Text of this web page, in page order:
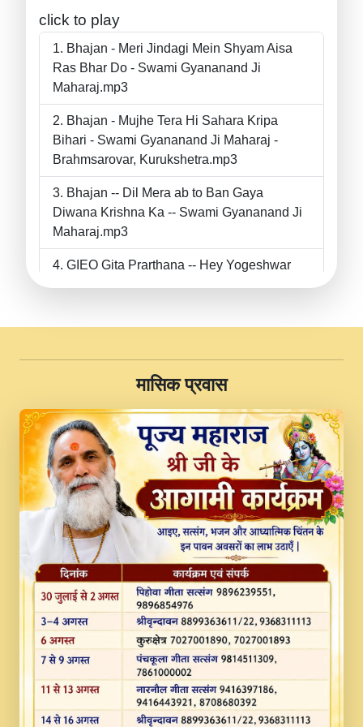
click to play
Bhajan - Meri Jindagi Mein Shyam Aisa
Ras Bhar Do - Swami Gyananand Ji
Maharaj.mp3
Bhajan - Mujhe Tera Hi Sahara Kripa
Bihari - Swami Gyananand Ji Maharaj -
Brahmsarovar, Kurukshetra.mp3
Bhajan -- Dil Mera ab to Ban Gaya
Diwana Krishna Ka -- Swami Gyananand Ji
Maharaj.mp3
GIEO Gita Prarthana -- Hey Yogeshwar
II Swami Gyananand Ji Maharaj.mp3
JINU SATGURU AAP BULAVE by Rasik
Pawan ji 20-11-19 Sankirtan At VEER JI
PRABHU KUTEER CHANNEL.mp3
Kina Sohna Tera Bhawan Sajaya Mata
Vaishno Devi Aarti Mata Rani Bhajan By
Lakhwinder Wadali Ji.mp3
MERE MANN VICH KANTH KALER
NEW PUNAJBI DEVOTIONAL SONG 2017
FULL VIDEO HD.mp3
Na To Roop Hai Bindu Ji Maharaj Pad - A
Divine Bhajan by Shri Indresh Ji
#BhaktiPath.mp3
Radha Rani Ki Kirpa Best Devotional
Song By Chitra Vichitra.mp3
​मासिक प्रवास